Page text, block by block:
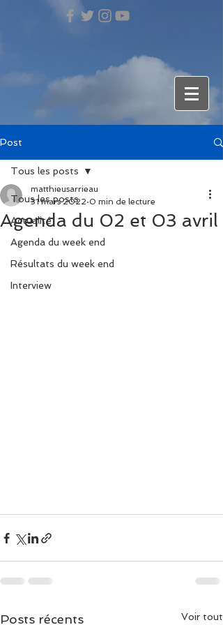
Post
Tous les posts
Actualité
Agenda du week end
Résultats du week end
Interview
Tous les posts
Agenda du 02 et 03 avril
matthieusarrieau
31 mars 2022 0 min de lecture
Posts récents Voir tout